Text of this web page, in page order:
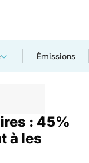
Émissions
: 45%
à les